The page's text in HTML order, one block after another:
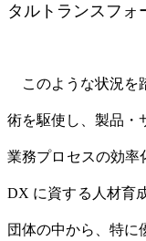
タルトランスフォ
このような状況を
術を駆使し、製品・
業務プロセスの効率
DX に資する人材育
団体の中から、特に